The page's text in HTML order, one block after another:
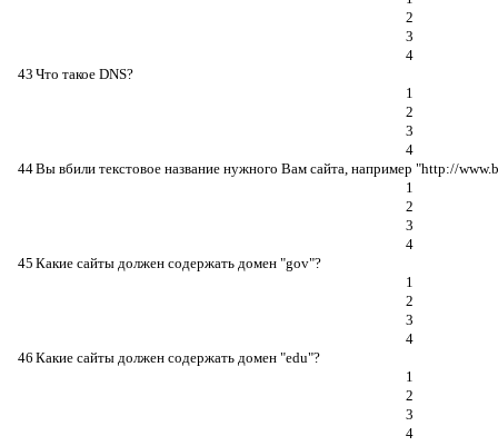
2
3
4
43 Что такое DNS?
1
2
3
4
44Вы вбили текстовое название нужного Вам сайта, например "http://
1
2
3
4
45 Какие сайты должен содержать домен "gov"?
1
2
3
4
46 Какие сайты должен содержать домен "edu"?
1
2
3
4